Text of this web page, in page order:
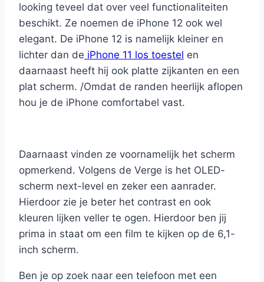
looking teveel dat over veel functionaliteiten
beschikt. Ze noemen de iPhone 12 ook wel
elegant. De iPhone 12 is namelijk kleiner en
lichter dan de iPhone 11 los toestel en
daarnaast heeft hij ook platte zijkanten en een
plat scherm. /Omdat de randen heerlijk aflopen
hou je de iPhone comfortabel vast.
Daarnaast vinden ze voornamelijk het scherm
opmerkend. Volgens de Verge is het OLED-
scherm next-level en zeker een aanrader.
Hierdoor zie je beter het contrast en ook
kleuren lijken veller te ogen. Hierdoor ben jij
prima in staat om een film te kijken op de 6,1-
inch scherm.
Ben je op zoek naar een telefoon met een